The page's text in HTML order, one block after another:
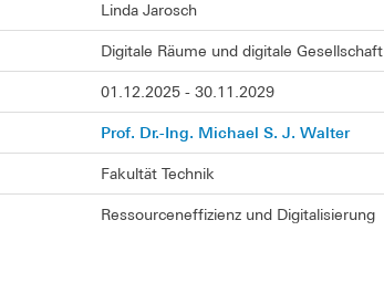
Linda Jarosch
Digitale Räume und digitale Gesellschaft
01.12.2025 - 30.11.2029
Prof. Dr.-Ing. Michael S. J. Walter
Fakultät Technik
Ressourceneffizienz und Digitalisierung